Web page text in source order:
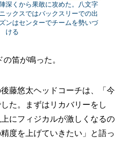
深くから果敢に攻めた。八文字
ックスではバックスリーでの出
ンはセンターでチームを勢いづ
ける
笛が鳴った。
藤悠太ヘッドコーチは、「今
た。まずはリカバリーをし
にフィジカルが激しくなるの
度を上げていきたい」と語っ